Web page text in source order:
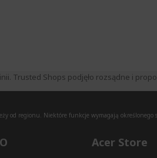
Trusted Shops podjęło rozsądne i
od regionu. Niektóre funkcje wymagają określonego
Acer Store